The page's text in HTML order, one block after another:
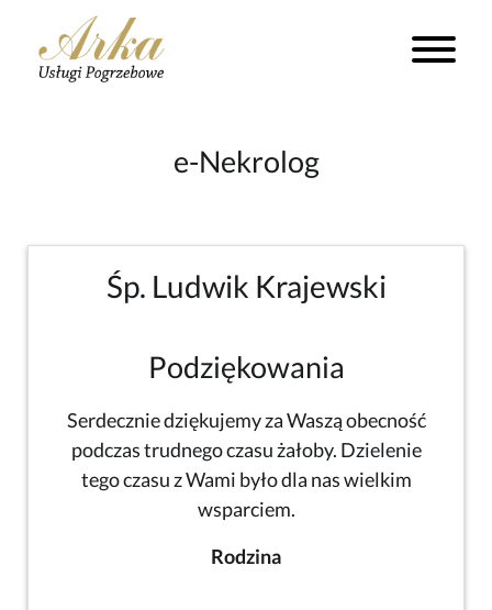
e-Nekrolog
Śp. Ludwik Krajewski
Podziękowania
Serdecznie dziękujemy za Waszą obecność
podczas trudnego czasu żałoby. Dzielenie
tego czasu z Wami było dla nas wielkim
wsparciem.
Rodzina